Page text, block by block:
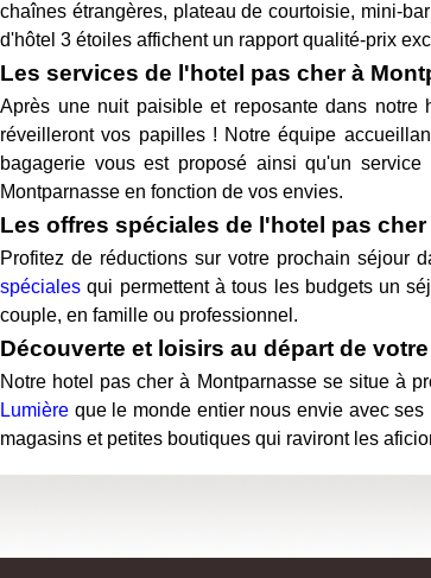
chaînes étrangères, plateau de courtoisie, mini-
d'hôtel 3 étoiles affichent un rapport qualité-prix
Les services de l'hotel pas cher à
Après une nuit paisible et reposante dans notre
réveilleront vos papilles ! Notre équipe
bagagerie vous est proposé ainsi qu'un
Montparnasse en fonction de vos envies.
Les offres spéciales de l'hotel pas
Profitez de réductions sur votre prochain séjour
spéciales qui permettent à tous les budgets un
couple, en famille ou professionnel.
Découverte et loisirs au départ de
Notre hotel pas cher à Montparnasse se situe à
Lumière que le monde entier nous envie avec
magasins et petites boutiques qui raviront les